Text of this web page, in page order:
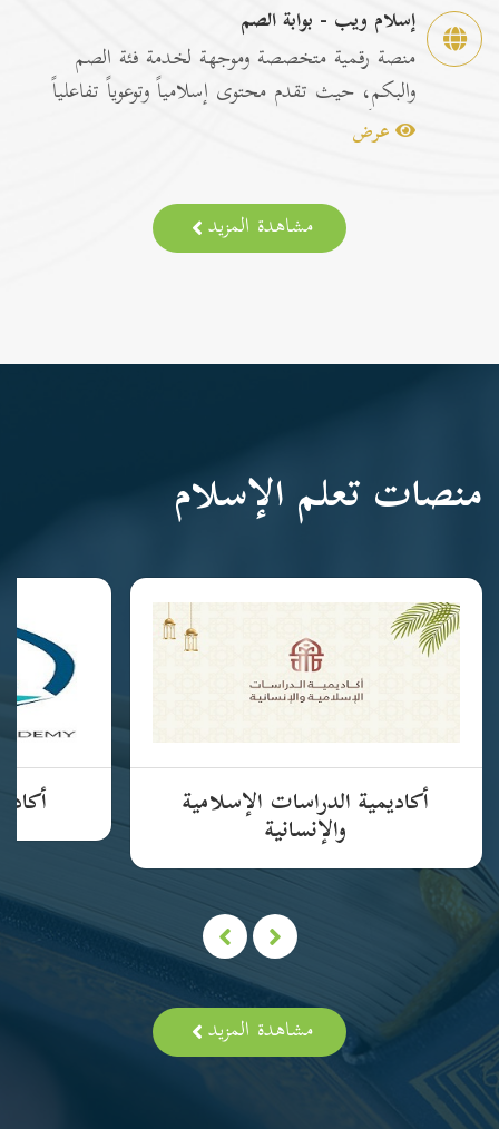
إسلام ويب - بوابة الصم
منصة رقمية متخصصة وموجهة لخدمة فئة الصم
والبكم، حيث تقدم محتوى إسلامياً وتوعوياً تفاعلياً
مترجماً با...
عرض
مشاهدة المزيد
منصات تعلم الإسلام
أكاديمية الدراسات الإسلامية
والإنسانية
مشاهدة المزيد